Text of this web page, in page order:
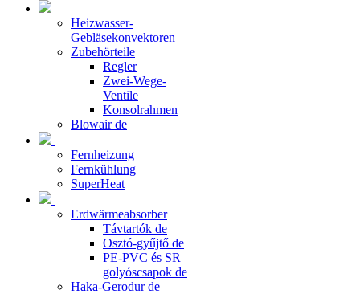
Heizwasser-
Gebläsekonvektoren
Zubehörteile
Regler
Zwei-Wege-
Ventile
Konsolrahmen
Blowair de
Fernheizung
Fernkühlung
SuperHeat
Erdwärmeabsorber
Távtartók de
Osztó-gyűjtő de
PE-PVC és SR
golyóscsapok de
Haka-Gerodur de